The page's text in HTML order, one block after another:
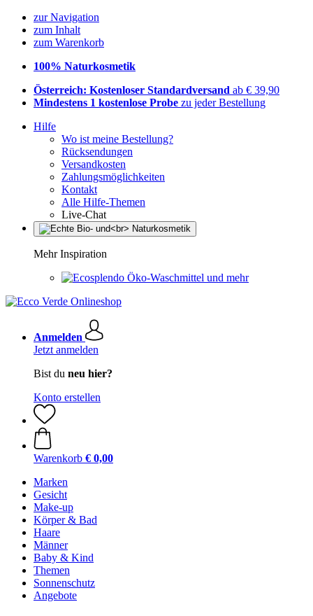
zur Navigation
zum Inhalt
zum Warenkorb
100% Naturkosmetik
Österreich: Kostenloser Standardversand ab € 39,90
Mindestens 1 kostenlose Probe zu jeder Bestellung
Hilfe
Wo ist meine Bestellung?
Rücksendungen
Versandkosten
Zahlungsmöglichkeiten
Kontakt
Alle Hilfe-Themen
Live-Chat
Mehr Inspiration
Öko-Waschmittel und mehr
Anmelden
Jetzt anmelden
Bist du neu hier?
Konto erstellen
Warenkorb € 0,00
Marken
Gesicht
Make-up
Körper & Bad
Haare
Männer
Baby & Kind
Themen
Sonnenschutz
Angebote